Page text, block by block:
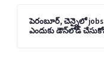
పెరంబూర్, చెన్నైలో
ఎందుకు డౌన్‌లోడ్